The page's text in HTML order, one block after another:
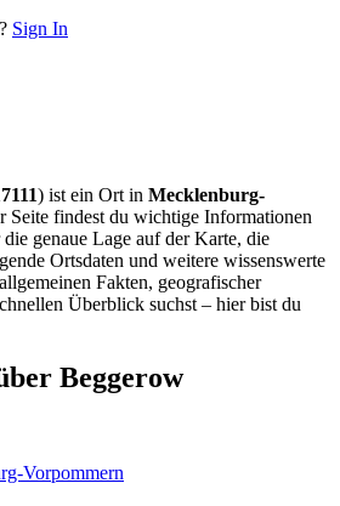
Sign In
) ist ein Ort in Mecklenburg-
Seite findest du wichtige Informationen
die genaue Lage auf der Karte, die
Ortsdaten und weitere wissenswerte
Fakten, geografischer
Überblick suchst – hier bist du
Beggerow
Vorpommern